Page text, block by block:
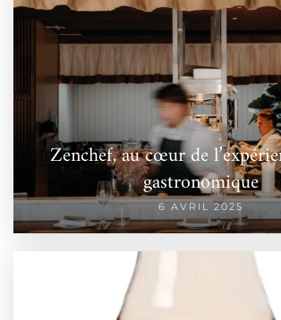
Zenchef, au cœur de
gastronomique
6 AVRIL 2025